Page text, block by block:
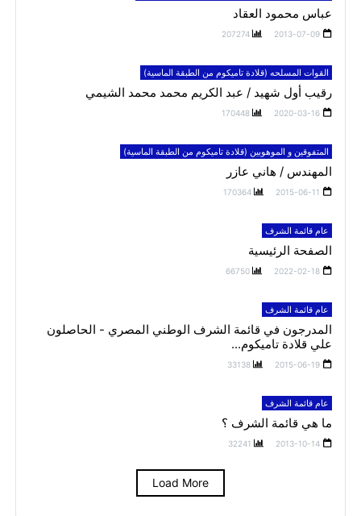
عباس محمود العقاد
2013-07-09
207274
القوات المسلحه (قلادة تاميكوم من الطبقة الماسية)
رقيب أول شهيد / عبد الكريم محمد محمد الشيمي
2020-03-16
170448
المتفوقين و الموهوبين (قلادة تاميكوم من الطبقة الماسية)
المهندس / هاني عازر
2015-06-11
170364
عام قائمة الشرف
الصفحة الرئيسية
2022-02-18
66750
عام قائمة الشرف
المدرجون في قائمة الشرف الوطني المصري - الحاصلون
علي قلادة تاميكوم...
2015-06-19
33138
عام قائمة الشرف
ما هي قائمة الشرف ؟
2013-10-14
32241
Load More